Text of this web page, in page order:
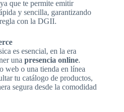
que te permite emitir
y sencilla, garantizando
con la DGII.
es esencial, en la era
una presencia online.
web o una tienda en línea
tu catálogo de productos,
segura desde la comodidad